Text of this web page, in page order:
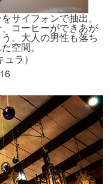
サイフォンで抽出。
コーヒーができあが
。大人の男性も落ち
空間。
ラ）